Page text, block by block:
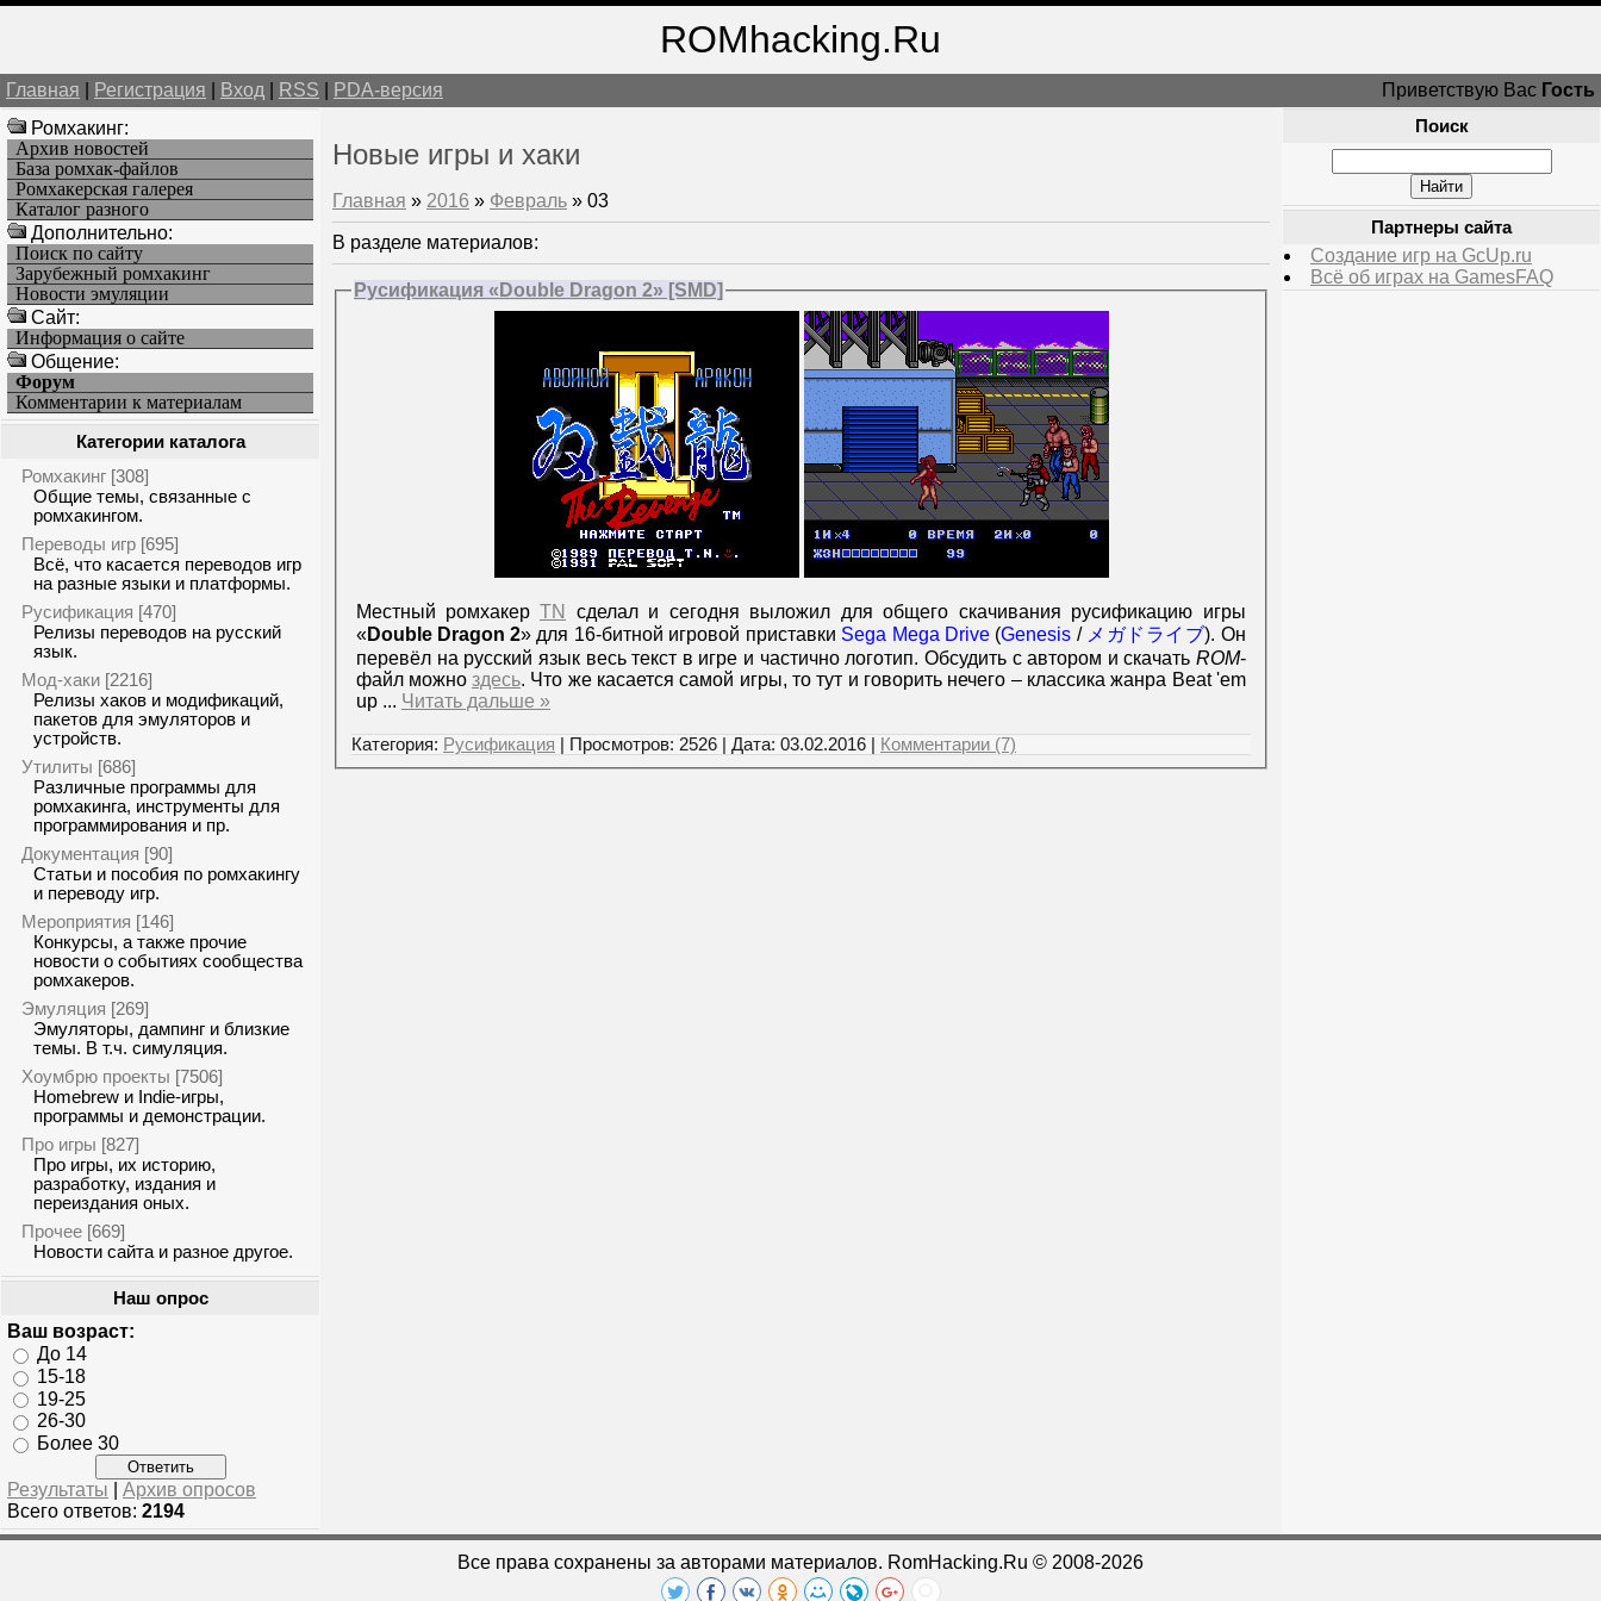
ROMhacking.Ru
Главная Регистрация Вход RSS PDA-версия Приветствую Вас Гость
Ромхакинг:
Архив новостей
База ромхак-файлов
Ромхакерская галерея
Каталог разного
Дополнительно:
Поиск по сайту
Зарубежный ромхакинг
Новости эмуляции
Cайт:
Информация о сайте
Общение:
Форум
Комментарии к материалам
Категории каталога
Ромхакинг [308]
Общие темы, связанные с
ромхакингом.
Переводы игр [695]
Всё, что касается переводов игр
на разные языки и платформы.
Русификация [470]
Релизы переводов на русский
язык.
Мод-хаки [2216]
Релизы хаков и модификаций,
пакетов для эмуляторов и
устройств.
Утилиты [686]
Различные программы для
ромхакинга, инструменты для
программирования и пр.
Документация [90]
Статьи и пособия по ромхакингу
и переводу игр.
Мероприятия [146]
Конкурсы, а также прочие
новости о событиях сообщества
ромхакеров.
Эмуляция [269]
Эмуляторы, дампинг и близкие
темы. В т.ч. симуляция.
Хоумбрю проекты [7506]
Homebrew и Indie-игры,
программы и демонстрации.
Про игры [827]
Про игры, их историю,
разработку, издания и
переиздания оных.
Прочее [669]
Новости сайта и разное другое.
Наш опрос
Ваш возраст:
До 14
15-18
19-25
26-30
Более 30
Результаты
Архив опросов
Всего ответов: 2194
Новые игры и хаки
Главная » 2016 » Февраль » 03
В разделе материалов:
Русификация «Double Dragon 2» [SMD]
Местный ромхакер TN
сделал и сегодня выложил для общего скачивания русификацию игры
«Double Dragon 2» для 16-битной игровой приставки Sega Mega Drive (Genesis / メガドライブ). Он
перевёл на русский язык весь текст в игре и частично логотип. Обсудить с автором и скачать ROM-
файл можно здесь. Что же касается самой игры, то тут и говорить нечего – классика жанра Beat 'em
up ... Читать дальше »
Категория: Русификация | Просмотров: 2526 | Дата: 03.02.2016 Комментарии (7)
Поиск
Партнеры сайта
Создание игр на GcUp.ru
Всё об играх на GamesFAQ
Все права сохранены за авторами материалов. RomHacking.Ru © 2008-2026